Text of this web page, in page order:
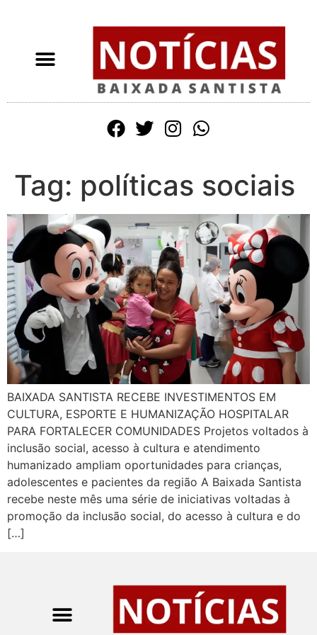
Tag: políticas sociais
BAIXADA SANTISTA RECEBE INVESTIMENTOS EM
CULTURA, ESPORTE E HUMANIZAÇÃO HOSPITALAR
PARA FORTALECER COMUNIDADES Projetos voltados à
inclusão social, acesso à cultura e atendimento
humanizado ampliam oportunidades para crianças,
adolescentes e pacientes da região A Baixada Santista
recebe neste mês uma série de iniciativas voltadas à
promoção da inclusão social, do acesso à cultura e do
[…]